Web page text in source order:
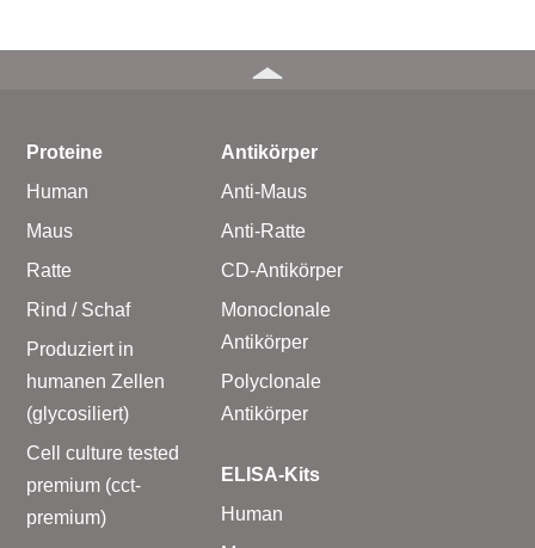
Proteine
Human
Maus
Ratte
Rind / Schaf
Produziert in
humanen Zellen
(glycosiliert)
Cell culture tested
premium (cct-
premium)
Antikörper
Anti-Maus
Anti-Ratte
CD-Antikörper
Monoclonale
Antikörper
Polyclonale
Antikörper
ELISA-Kits
Human